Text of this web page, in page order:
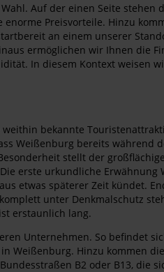
Auf der einen Seite stehen
Preisvorteile. Hinzu
an einem unserer
ermöglichen wir Ihnen die
In diesem Kontext weisen
bekannte
Weißenburg bereits während
stellt der
erste urkundliche
etwas späterer Zeit kündet.
unter Denkmalschutz
erstaunlich lang.
Unternehmen. So befindet
Weißenburg. Hinzu kommen
B2 oder B13, die